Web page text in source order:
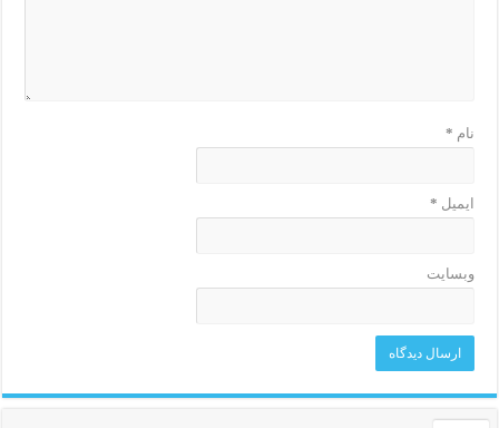
نام *
ایمیل *
وبسایت